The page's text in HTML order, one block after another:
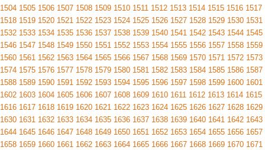
1504 1505 1506 1507 1508 1509 1510 1511 1512 1513 1514 1515 1516 1517
1518 1519 1520 1521 1522 1523 1524 1525 1526 1527 1528 1529 1530 1531
1532 1533 1534 1535 1536 1537 1538 1539 1540 1541 1542 1543 1544 1545
1546 1547 1548 1549 1550 1551 1552 1553 1554 1555 1556 1557 1558 1559
1560 1561 1562 1563 1564 1565 1566 1567 1568 1569 1570 1571 1572 1573
1574 1575 1576 1577 1578 1579 1580 1581 1582 1583 1584 1585 1586 1587
1588 1589 1590 1591 1592 1593 1594 1595 1596 1597 1598 1599 1600 1601
1602 1603 1604 1605 1606 1607 1608 1609 1610 1611 1612 1613 1614 1615
1616 1617 1618 1619 1620 1621 1622 1623 1624 1625 1626 1627 1628 1629
1630 1631 1632 1633 1634 1635 1636 1637 1638 1639 1640 1641 1642 1643
1644 1645 1646 1647 1648 1649 1650 1651 1652 1653 1654 1655 1656 1657
1658 1659 1660 1661 1662 1663 1664 1665 1666 1667 1668 1669 1670 1671